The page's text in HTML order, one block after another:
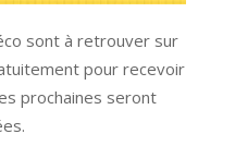
sont à retrouver sur
pour recevoir
prochaines seront